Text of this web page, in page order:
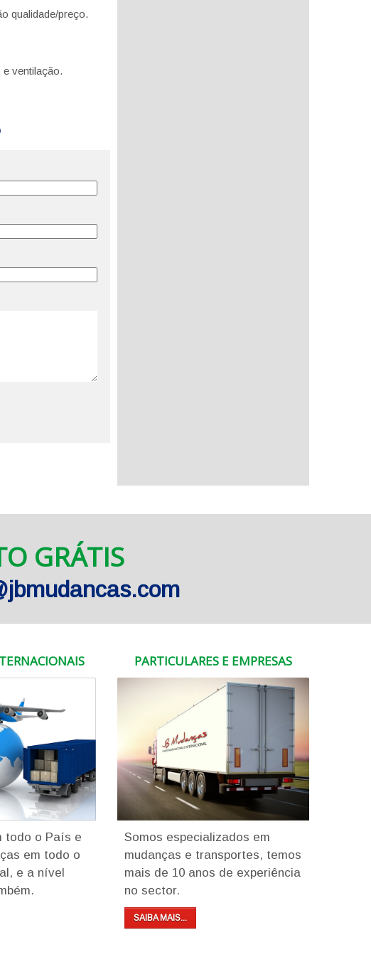
qualidade/preço.
ventilação.
GRÁTIS
todo o País e
em todo o
e a nível
PARTICULARES E EMPRESAS
Somos especializados em
mudanças e transportes, temos
mais de 10 anos de experiência
no sector.
SAIBA MAIS...